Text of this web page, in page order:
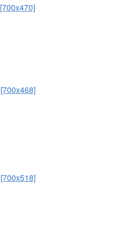
[700x470]
[700x468]
[700x518]